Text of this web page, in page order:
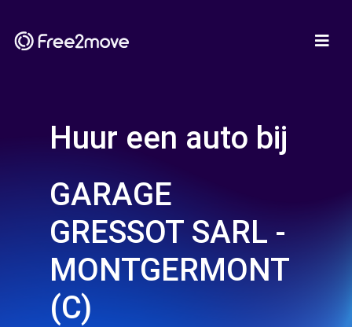
Huur een auto bij
GARAGE
GRESSOT SARL -
MONTGERMONT
(C)